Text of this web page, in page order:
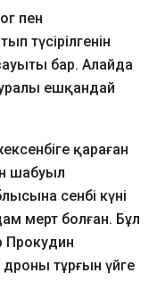
пен
түсірілгенін
бар. Алайда
ешқандай
қараған
шабуыл
сенбі күні
мерт болған. Бұл
Прокудин
тұрғын үйге